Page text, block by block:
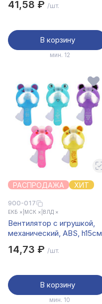
41,58 ₽ /шт.
В корзину
мин. 12
РАСПРОДАЖА ХИТ
900-017
ЕКБ × МСК × ВЛД ×
Вентилятор с игрушкой,
механический, ABS, h15см
14,73 ₽ /шт.
В корзину
мин. 10